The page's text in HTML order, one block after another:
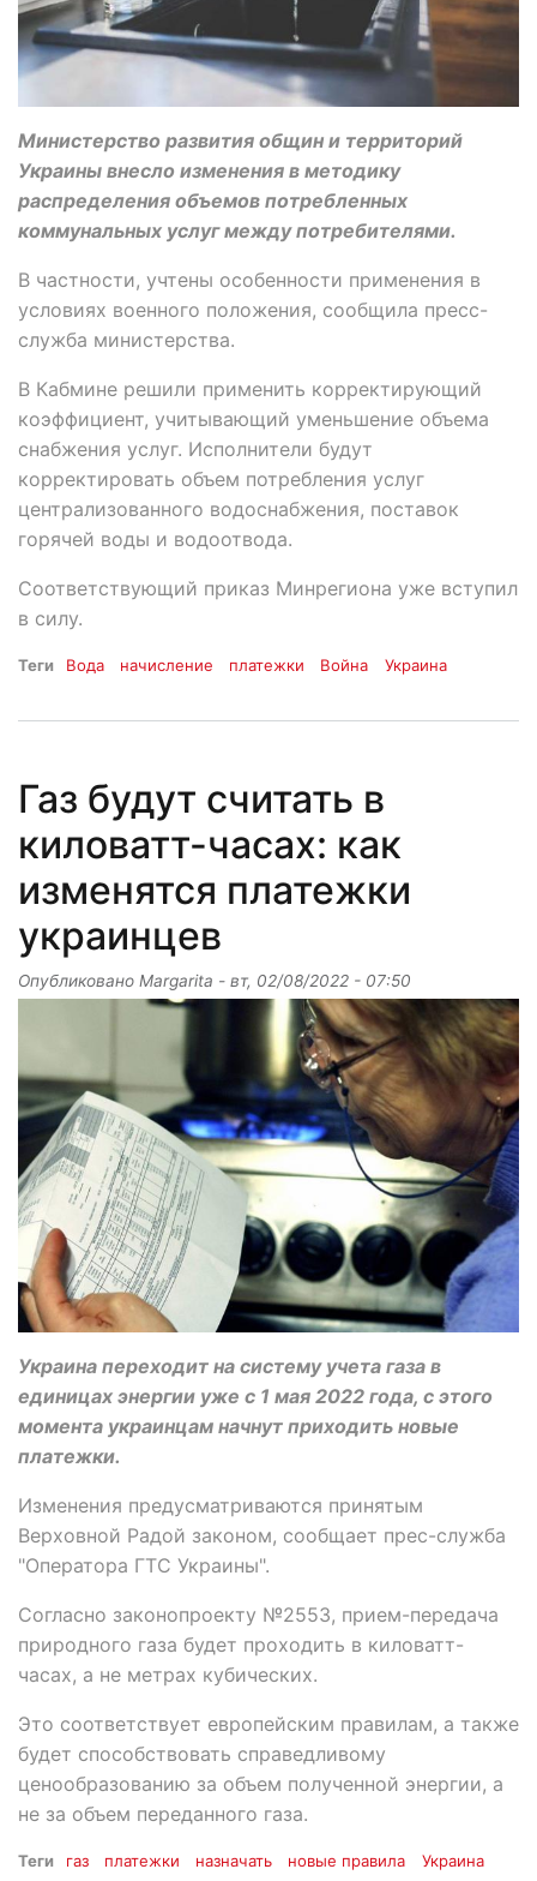
Министерство развития общин и территорий
Украины внесло изменения в методику
распределения объемов потребленных
коммунальных услуг между потребителями.
В частности, учтены особенности применения в
условиях военного положения, сообщила пресс-
служба министерства.
В Кабмине решили применить корректирующий
коэффициент, учитывающий уменьшение объема
снабжения услуг. Исполнители будут
корректировать объем потребления услуг
централизованного водоснабжения, поставок
горячей воды и водоотвода.
Соответствующий приказ Минрегиона уже вступил
в силу.
Теги Вода начисление платежки Война Украина
Газ будут считать в
киловатт-часах: как
изменятся платежки
украинцев
Опубликовано Margarita - вт, 02/08/2022 - 07:50
Украина переходит на систему учета газа в
единицах энергии уже с 1 мая 2022 года, с этого
момента украинцам начнут приходить новые
платежки.
Изменения предусматриваются принятым
Верховной Радой законом, сообщает прес-служба
"Оператора ГТС Украины".
Согласно законопроекту №2553, прием-передача
природного газа будет проходить в киловатт-
часах, а не метрах кубических.
Это соответствует европейским правилам, а также
будет способствовать справедливому
ценообразованию за объем полученной энергии, а
не за объем переданного газа.
Теги газ платежки назначать новые правила Украина